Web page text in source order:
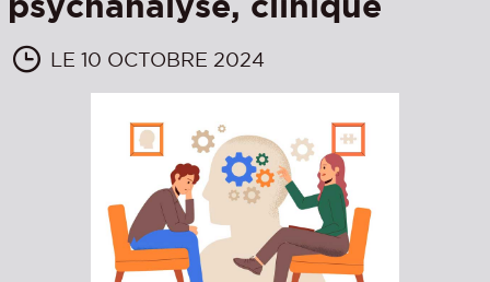
LE 10 OCTOBRE 2024